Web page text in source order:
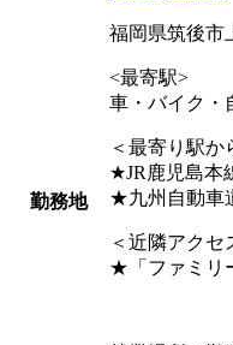
勤務地
福岡県筑後市
<最寄駅>
車・バイク・
＜最寄り駅か
★JR鹿児島本
★九州自動車
＜近隣アクセ
★「ファミリ